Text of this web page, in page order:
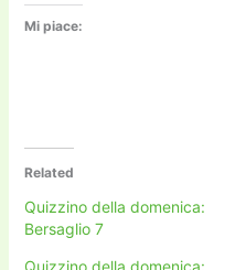
Mi piace:
Related
Quizzino della domenica:
Bersaglio 7
Quizzino della domenica: